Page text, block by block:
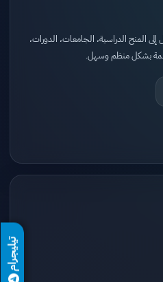
المنح الدراسية، الجامعات، الدورات،
بشكل منظم وسهل.
تيليجرام